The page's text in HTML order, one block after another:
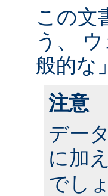
この文
う、
般的な
注意
デー
に加
でし